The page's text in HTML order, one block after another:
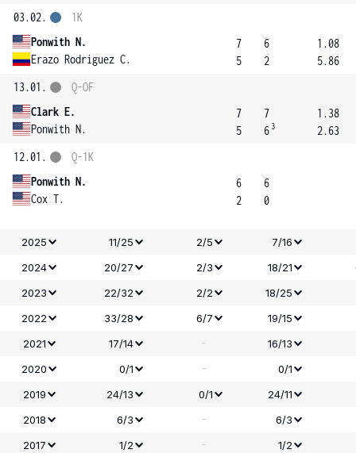
03.02.
Ponwith N.
Erazo Rodriguez C.
1K
7
5
6
2
1.08
5.86
13.01.
Clark E.
Ponwith N.
Q-OF
7
5
7
6 3
1.38
2.63
12.01.
Ponwith N.
Cox T.
Q-1K
6
2
6
0
2025 11/25 2/5 7/16
2024
20/27 2/3 18/21
2023
22/32 2/2 18/25
2022
33/28 6/7 19/15
2021
17/14 -
16/13
2020
0/1 -
0/1
2019
24/13 0/1
24/11
2018
6/3 -
6/3
2017
1/2 -
1/2